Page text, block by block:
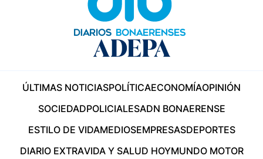
ÚLTIMAS NOTICIASPOLÍTICAECONOMÍAOPINIÓN
SOCIEDADPOLICIALESADN BONAERENSE
ESTILO DE VIDAMEDIOSEMPRESASDEPORTES
DIARIO EXTRAVIDA Y SALUD HOYMUNDO MOTOR